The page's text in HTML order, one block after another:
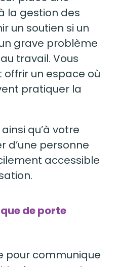
la gestion des
un soutien si un
grave problème
travail. Vous
un espace où
pratiquer la
qu’à votre
d’une personne
accessible
de porte
pour communique